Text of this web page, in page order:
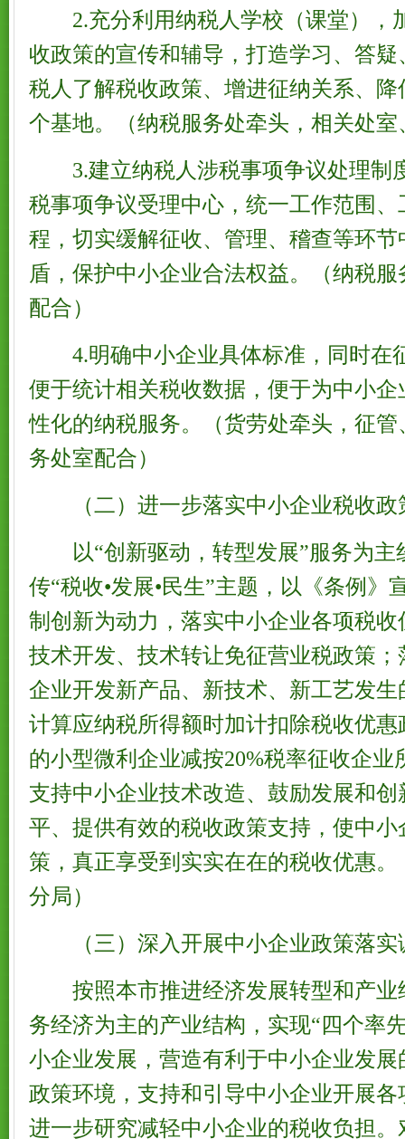
2.充分利用纳税人学校（课堂），
收政策的宣传和辅导，打造学习、答
税人了解税收政策、增进征纳关系、
个基地。（纳税服务处牵头，相关处
3.建立纳税人涉税事项争议处理制
税事项争议受理中心，统一工作范围
程，切实缓解征收、管理、稽查等环
盾，保护中小企业合法权益。（纳税
配合）
4.明确中小企业具体标准，同时在
便于统计相关税收数据，便于为中小
性化的纳税服务。（货劳处牵头，征
务处室配合）
（二）进一步落实中小企业税收政
以“创新驱动，转型发展”服务为主
传“税收•发展•民生”主题，以《条例》
制创新为动力，落实中小企业各项税
技术开发、技术转让免征营业税政策
企业开发新产品、新技术、新工艺发
计算应纳税所得额时加计扣除税收优
的小型微利企业减按20%税率征收企
支持中小企业技术改造、鼓励发展和
平、提供有效的税收政策支持，使中
策，真正享受到实实在在的税收优惠
分局）
（三）深入开展中小企业政策落实
按照本市推进经济发展转型和产业
务经济为主的产业结构，实现“四个率
小企业发展，营造有利于中小企业发
政策环境，支持和引导中小企业开展
进一步研究减轻中小企业的税收负担